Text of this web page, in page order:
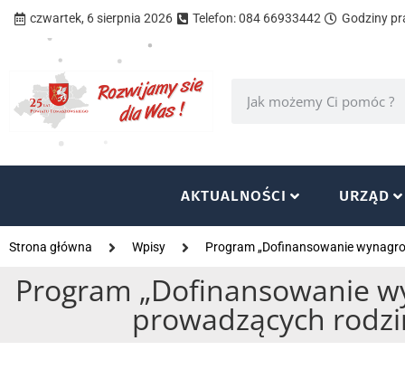
czwartek, 6 sierpnia 2026 Telefon: 084 66933442 Godziny
AKTUALNOŚCI URZĄD
Strona główna Wpisy Program „Dofinansowanie
Program „Dofinansowanie
prowadzących